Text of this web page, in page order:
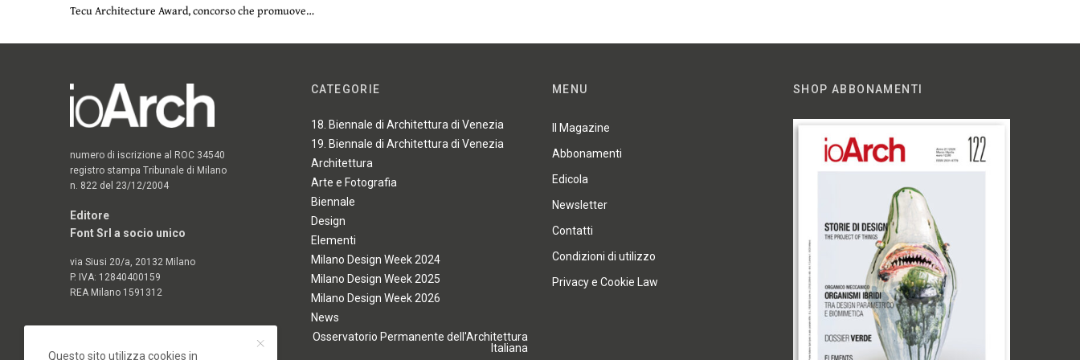
Tecu Architecture Award, concorso che promuove…
numero di iscrizione al ROC 34540
registro stampa Tribunale di Milano
n. 822 del 23/12/2004
Editore
Font Srl a socio unico
via Siusi 20/a, 20132 Milano
P. IVA: 12840400159
REA Milano 1591312
CATEGORIE
18. Biennale di Architettura di Venezia
19. Biennale di Architettura di Venezia
Architettura
Arte e Fotografia
Biennale
Design
Elementi
Milano Design Week 2024
Milano Design Week 2025
Milano Design Week 2026
News
Osservatorio Permanente dell'Architettura
Italiana
MENU
Il Magazine
Abbonamenti
Edicola
Newsletter
Contatti
Condizioni di utilizzo
Privacy e Cookie Law
SHOP ABBONAMENTI
Questo sito utilizza cookies in